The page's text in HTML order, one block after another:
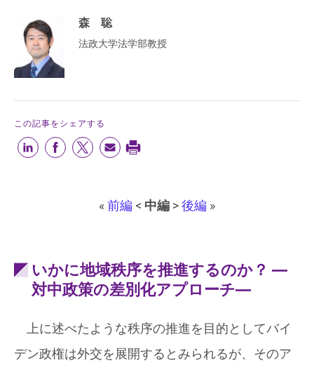
森 聡
法政大学法学部教授
この記事をシェアする
«前編 < 中編 >後編 »
いかに地域秩序を推進するのか？ ―
対中政策の差別化アプローチ―
上に述べたような秩序の推進を目的としてバイ
デン政権は外交を展開するとみられるが、そのア